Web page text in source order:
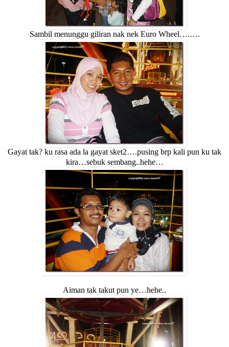
Sambil menunggu giliran nak nek Euro Wheel….….
Gayat tak? ku rasa ada la gayat sket2….pusing brp kali pun ku tak
kira…sebuk sembang..hehe…
Aiman tak takut pun ye…hehe..